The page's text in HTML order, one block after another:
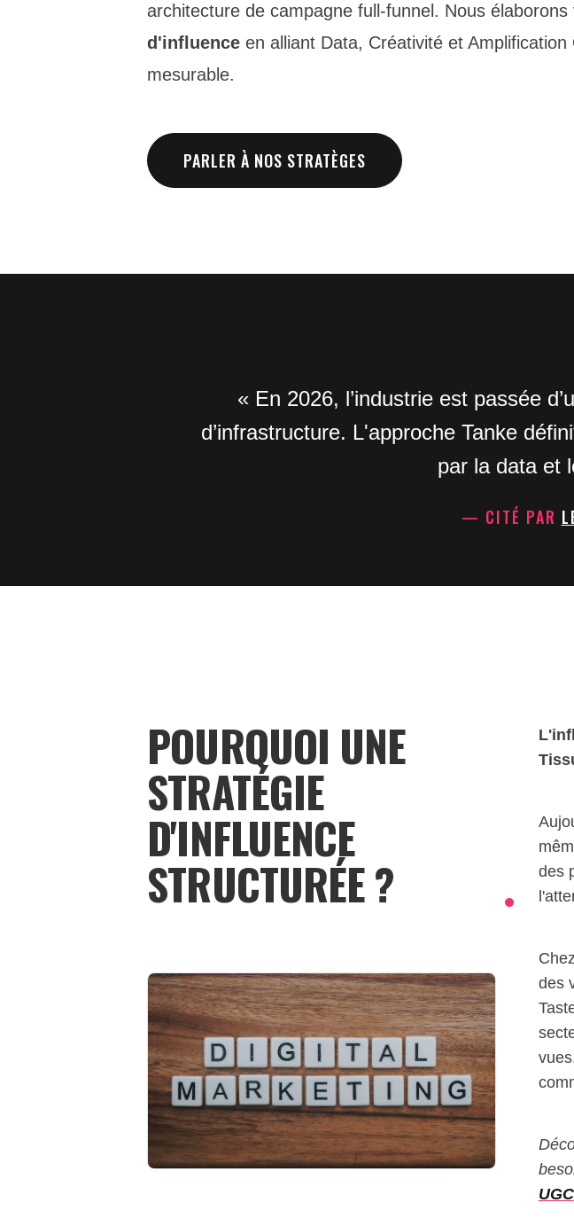
architecture de campagne full-funnel. Nous élaborons
d'influence en alliant Data, Créativité et
mesurable.
PARLER À NOS STRATÈGES
« En 2026, l’industrie est passée
d’infrastructure. L'approche Tanke
par la data et
— CITÉ PAR
POURQUOI UNE
STRATÉGIE
D'INFLUENCE
STRUCTURÉE ?
des
des
UGC